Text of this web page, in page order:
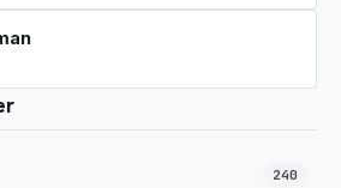
240